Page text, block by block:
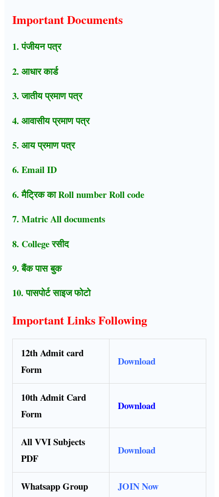
Important Documents
1. पंजीयन पत्र
2. आधार कार्ड
3. जातीय प्रमाण पत्र
4. आवासीय प्रमाण पत्र
5. आय प्रमाण पत्र
6. Email ID
6. मैट्रिक का Roll number Roll code
7. Matric All documents
8. College रसीद
9. बैंक पास बुक
10. पासपोर्ट साइज फोटो
Important Links Following
12th Admit card
Form
Download
10th Admit Card
Form
Download
All VVI Subjects
PDF
Download
Whatsapp Group JOIN Now